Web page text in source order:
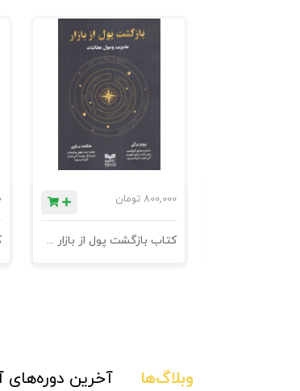
800,000 تومان
کتاب بازگشت پول از بازار مدیریت وصول مطالبات
وبلاگ‌ها آخرین دوره‌های